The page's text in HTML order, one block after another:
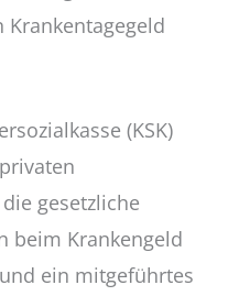
Krankentagegeld
(KSK)
gesetzliche
beim Krankengeld
ein mitgeführtes